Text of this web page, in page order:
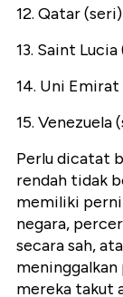
12. Qatar
13. Saint
14. Uni
15. Venezuela
Perlu dicatat
rendah tidak
memiliki
negara,
secara sah,
meninggalkan
mereka takut